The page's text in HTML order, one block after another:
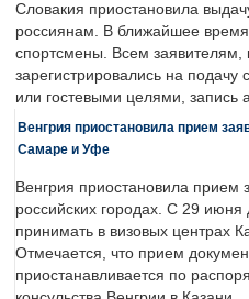
Словакия приостановила
россиянам. В ближайшее время
спортсмены. Всем заявителям,
зарегистрировались на подачу
или гостевыми целями, запись
Венгрия приостановила прием
Самаре и Уфе
Венгрия приостановила прием
российских городах. С 29 июня
принимать в визовых центрах
Отмечается, что прием
приостанавливается по